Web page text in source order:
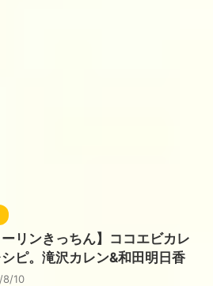
ーリンきっちん】ココエビカレ
ピ。滝沢カレン&和田明日香
8/10